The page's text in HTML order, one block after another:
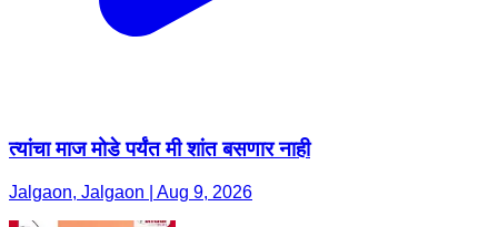
त्यांचा माज मोडे पर्यंत मी शांत बसणार नाही
Jalgaon, Jalgaon | Aug 9, 2026